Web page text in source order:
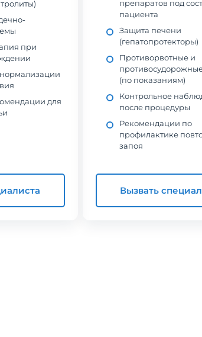
центр
и
при
для
препаратов под
пациента
Защита печени
(гепатопротекторы)
Противорвотные и
(по показаниям)
Контрольное
после процедуры
Рекомендации по
профилактике
запоя
Вызвать